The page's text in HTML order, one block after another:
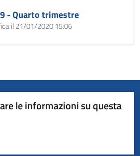
- Quarto trimestre
il 21/01/2020 15:06
le informazioni su questa
5 stelle su 5
su 5
su 5
5